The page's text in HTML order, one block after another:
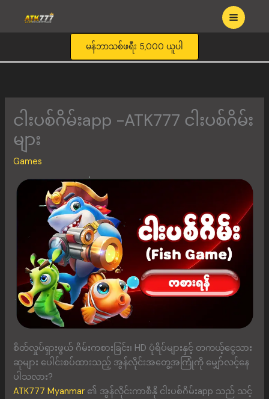
content
မန်ဘာသစ်ဖရီး 5,000 ယူပါ
ငါးပစ်ဂိမ်းapp -ATK777 ငါးပစ်ဂိမ်း
များ
Games
စိတ်လှုပ်ရှားဖွယ် ဂိမ်းကစားခြင်း၊ HD ပုံရိပ်များနှင့် တကယ့်ငွေသား
ဆုများ ပေါင်းစပ်ထားသည့် အွန်လိုင်းအတွေ့အကြုံကို မျှော်လင့်နေ
ပါသလား?
ATK777 Myanmar ၏ အွန်လိုင်းကာစီနို ငါးပစ်ဂိမ်းapp သည် သင့်